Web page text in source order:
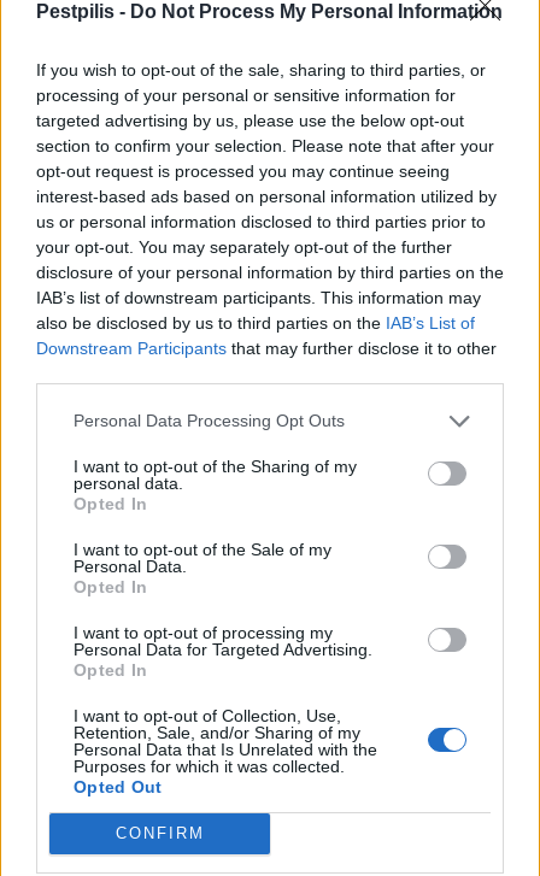
Pestpilis - Do Not Process My Personal Information
If you wish to opt-out of the sale, sharing to third parties, or
processing of your personal or sensitive information for
targeted advertising by us, please use the below opt-out
section to confirm your selection. Please note that after your
opt-out request is processed you may continue seeing
interest-based ads based on personal information utilized by
us or personal information disclosed to third parties prior to
your opt-out. You may separately opt-out of the further
disclosure of your personal information by third parties on the
IAB’s list of downstream participants. This information may
also be disclosed by us to third parties on the IAB’s List of
Downstream Participants that may further disclose it to other
Personal Data Processing Opt Outs
I want to opt-out of the Sharing of my
personal data.
Opted In
I want to opt-out of the Sale of my
Personal Data.
Opted In
I want to opt-out of processing my
Personal Data for Targeted Advertising.
Opted In
I want to opt-out of Collection, Use,
Retention, Sale, and/or Sharing of my
Personal Data that Is Unrelated with the
Purposes for which it was collected.
Opted Out
CONFIRM
Hódmezővásárhely iskolaépítés FERROÉP Zrt. oktatási beruházás
Másfélszeresére bővítik Hódmezővásárhely jó hírű
református iskoláját
A Szőnyi Benjámin Általános Iskola fejlesztését a FERROÉP
kivitelezheti; a munkák csaknem egy évig tartanak majd.
árnyékában?
Elkészült a Liszt Ferenc repülőtér
közelében lévő logisztikai bázis út- és
Látlelet a hazai víziközművekről?
múlt Bicske vízellátása